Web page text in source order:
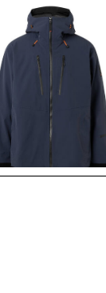
Fit wasserdicht